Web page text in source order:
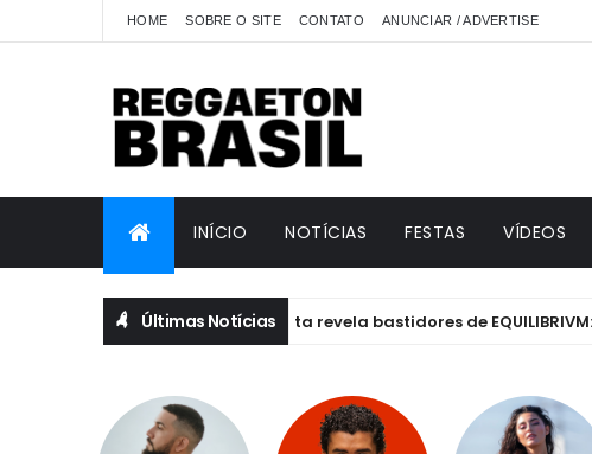
HOME SOBRE O SITE CONTATO ANUNCIAR / ADVERTISE
INÍCIO NOTÍCIAS FESTAS VÍDEOS
Últimas Notícias
ANITTA Anitta revela bastidores de EQUILIBRIVM: